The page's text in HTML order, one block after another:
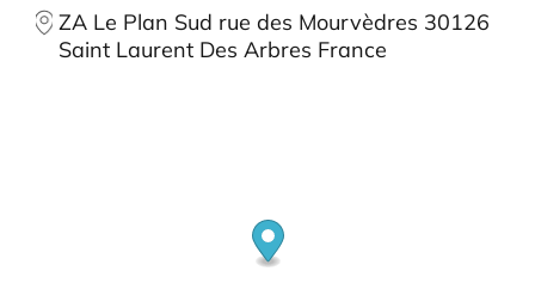
ZA Le Plan Sud rue des Mourvèdres 30126
Saint Laurent Des Arbres France